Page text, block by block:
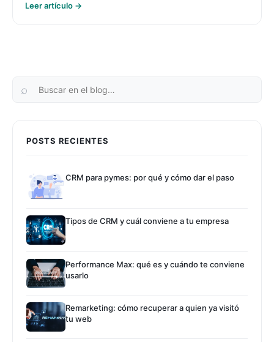
POSTS RECIENTES
CRM para pymes: por qué y cómo dar el paso
Tipos de CRM y cuál conviene a tu empresa
Performance Max: qué es y cuándo te conviene
usarlo
Remarketing: cómo recuperar a quien ya visitó
tu web
Leer artículo →